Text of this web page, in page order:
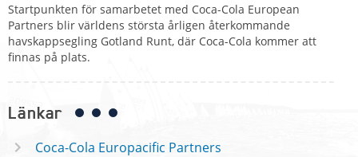
Startpunkten för samarbetet med Coca-Cola European
Partners blir världens största årligen återkommande
havskappsegling Gotland Runt, där Coca-Cola kommer att
finnas på plats.
Länkar
Coca-Cola Europacific Partners